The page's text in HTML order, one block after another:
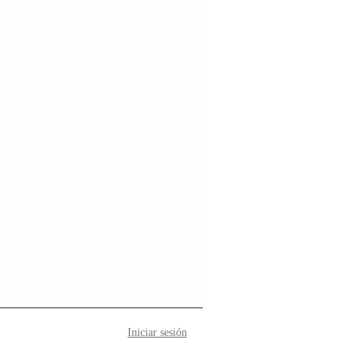
Iniciar sesión